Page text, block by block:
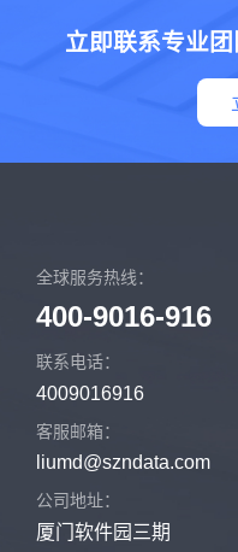
立即联系专业
全球服务热线：
400-9016-916
联系电话：
4009016916
客服邮箱：
liumd@szndata.com
公司地址：
厦门软件园三期